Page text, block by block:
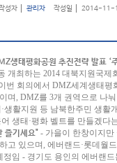
성자 관리자 작성일 2014-11-
생태평화공원 추진전략 발표 ‘
개최하는 2014 대북지원국제
번 회의에서 DMZ세계생태평
며, DMZ를 3개 권역으로 나
생활지원 등 남북한주민 생활
생태·평화 벨트를 만들겠다
즐기세요" - 가을이 한창이지만
고 있으며, 에버랜드·롯데월
정임 - 경기도 용인의 에버랜드